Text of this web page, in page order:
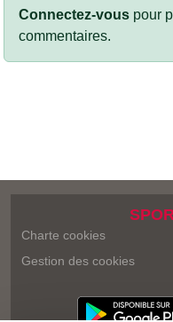
Connectez-vous pour
commentaires.
Charte cookies
Gestion des cookies